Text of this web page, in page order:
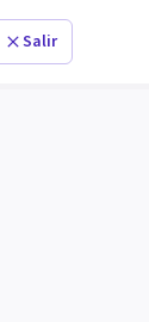
Salir